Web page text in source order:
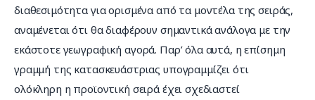
διαθεσιμότητα για ορισμένα από τα μοντέλα της σειράς,
αναμένεται ότι θα διαφέρουν σημαντικά ανάλογα με την
εκάστοτε γεωγραφική αγορά. Παρ’ όλα αυτά, η επίσημη
γραμμή της κατασκευάστριας υπογραμμίζει ότι
ολόκληρη η προϊοντική σειρά έχει σχεδιαστεί